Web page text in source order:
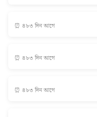
⏰ ৪৮৩ দিন আগে
⏰ ৪৮৩ দিন আগে
⏰ ৪৮৩ দিন আগে